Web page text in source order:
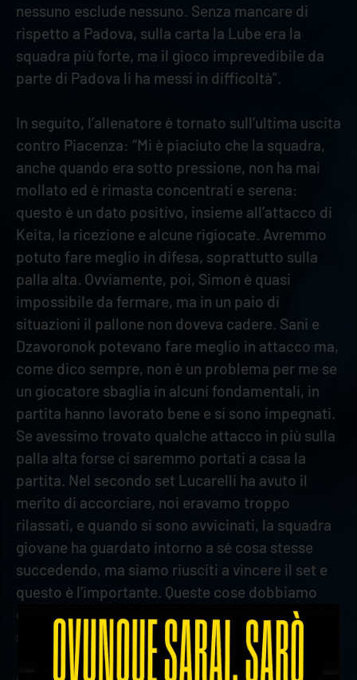
nessuno esclude nessuno. Senza mancare di
rispetto a Padova, sulla carta la Lube era la
squadra più forte, ma il gioco imprevedibile da
parte di Padova li ha messi in difficoltà”.
In seguito, l’allenatore è tornato sull’ultima uscita
contro Piacenza: “Mi è piaciuto che la squadra,
anche quando era sotto pressione, non ha mai
mollato ed è rimasta concentrati e serena:
questo è un dato positivo, insieme all’attacco di
Keita, la ricezione e alcune rigiocate. Avremmo
potuto fare meglio in difesa, soprattutto sulla
palla alta. Ovviamente, poi, Simon è quasi
impossibile da fermare, ma in un paio di
situazioni il pallone non doveva cadere. Sani e
Dzavoronok potevano fare meglio in attacco ma,
come dico sempre, non è un problema per me se
un giocatore sbaglia in alcuni fondamentali, in
partita hanno lavorato bene e si sono impegnati.
Se avessimo trovato qualche attacco in più sulla
palla alta forse ci saremmo portati a casa la
partita. Nel secondo set Lucarelli ha avuto il
merito di accorciare, noi eravamo troppo
rilassati, e quando si sono avvicinati, la squadra
giovane ha guardato intorno a sé cosa stesse
succedendo, ma siamo riusciti a vincere il set e
questo è l’importante. Queste cose dobbiamo
evitarle ed essere più concreti e coraggiosi
senza aspettare gli errori degli altri”.